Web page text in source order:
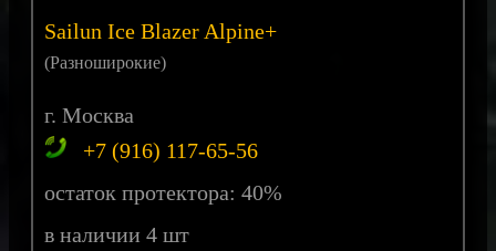
Sailun Ice Blazer Alpine+
(Разноширокие)
г. Москва
+7 (916) 117-65-56
остаток протектора: 40%
в наличии 4 шт